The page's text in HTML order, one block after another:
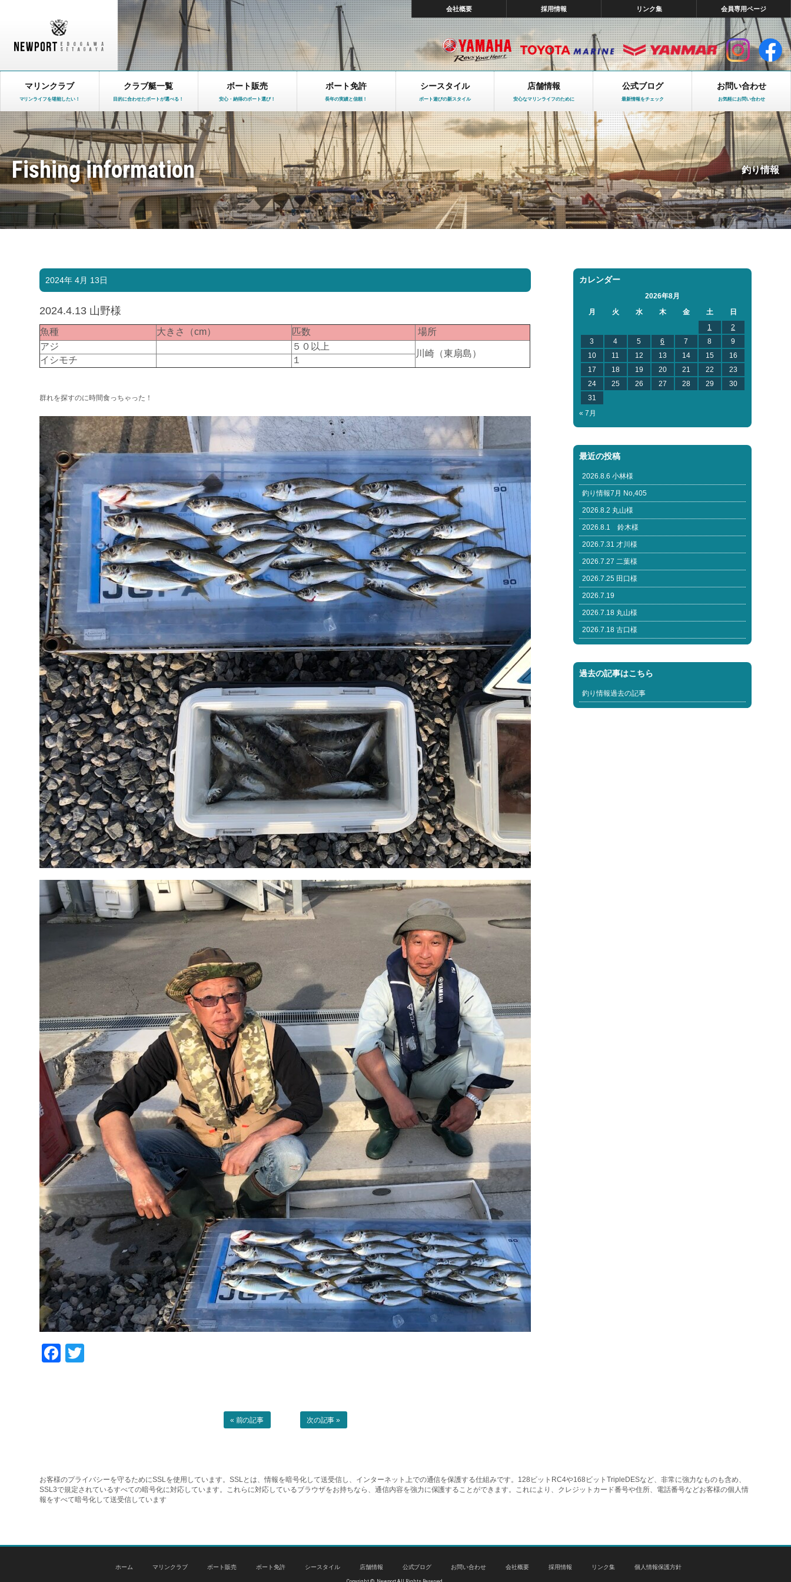
会社概要 採用情報 リンク集 会員専用ページ
マリンクラブ
マリンライフを堪能したい！
クラブ艇一覧
目的に合わせたボートが選べる！
ボート販売
安心・納得のボート選び！
ボート免許
長年の実績と信頼！
シースタイル
ボート遊びの新スタイル
店舗情報
安心なマリンライフのために
公式ブログ
最新情報をチェック
お問い合わせ
お気軽にお問い合わせ
Fishing information 釣り情報
2024年 4月 13日
2024.4.13 山野様
魚種 大きさ（cm） 匹数
場所
アジ
５０以上
川崎（東扇島）
イシモチ １
群れを探すのに時間食っちゃった！
Facebook
« 前の記事 次の記事 »
カレンダー
2026年8月
月
火 水 木 金 土
日
1
2
3
4 5 6 7 8
9
10
11 12 13 14 15
16
17
18 19 20 21 22
23
24
25 26 27 28 29
30
31
« 7月
最近の投稿
2026.8.6 小林様
釣り情報7月 No,405
2026.8.2 丸山様
2026.8.1 鈴木様
2026.7.31 才川様
2026.7.27 二葉様
2026.7.25 田口様
2026.7.19
2026.7.18 丸山様
2026.7.18 古口様
過去の記事はこちら
釣り情報過去の記事
お客様のプライバシーを守るためにSSLを使用しています。SSLとは、情報を暗号化して送受信し、インターネット上での通信を保護する仕組みです。128ビットRC4や168ビットTripleDESなど、非常に強力なものも含め、
SSL3で規定されているすべての暗号化に対応しています。これらに対応しているブラウザをお持ちなら、通信内容を強力に保護することができます。これにより、クレジットカード番号や住所、電話番号などお客様の個人情
報をすべて暗号化して送受信しています
ホーム マリンクラブ ボート販売 ボート免許 シースタイル 店舗情報 公式ブログ お問い合わせ 会社概要 採用情報 リンク集 個人情報保護方針